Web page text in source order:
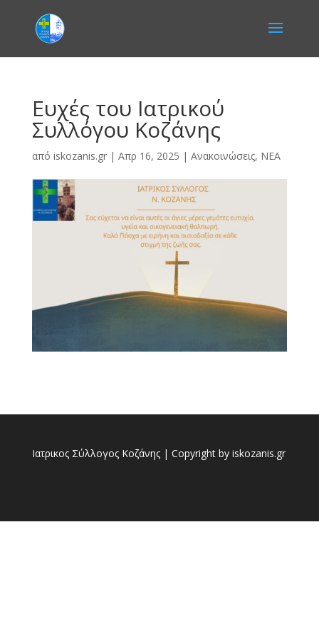
Ευχές του Ιατρικού
Συλλόγου Κοζάνης
από iskozanis.gr| Απρ 16, 2025 | Ανακοινώσεις, ΝΕΑ
Ιατρικος Σύλλογος Κοζάνης | Copyright by iskozanis.gr